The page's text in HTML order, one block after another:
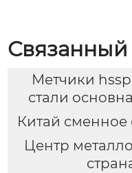
Связанный
Метчики
стали
Китай сменное
Центр